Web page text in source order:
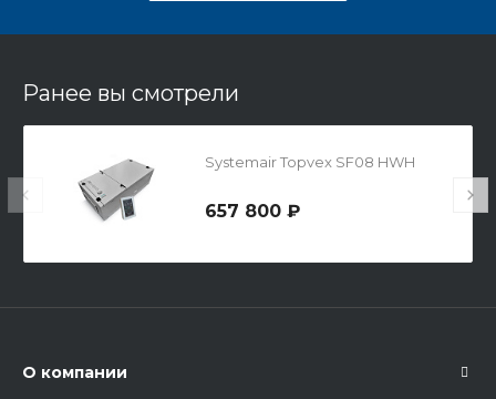
Ранее вы смотрели
Systemair Topvex SF08 HWH
657 800 ₽
О компании